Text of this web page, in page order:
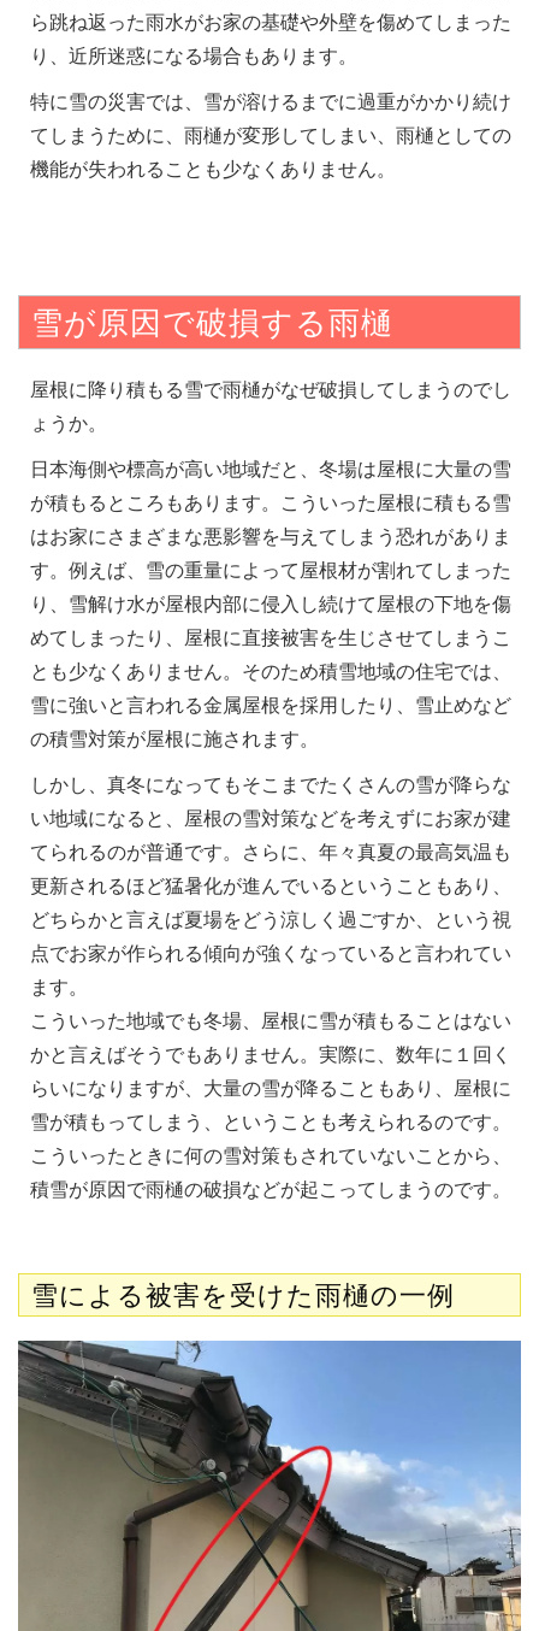
ら跳ね返った雨水がお家の基礎や外壁を傷めてしまった
り、近所迷惑になる場合もあります。
特に雪の災害では、雪が溶けるまでに過重がかかり続け
てしまうために、雨樋が変形してしまい、雨樋としての
機能が失われることも少なくありません。
雪が原因で破損する雨樋
屋根に降り積もる雪で雨樋がなぜ破損してしまうのでし
ょうか。
日本海側や標高が高い地域だと、冬場は屋根に大量の雪
が積もるところもあります。こういった屋根に積もる雪
はお家にさまざまな悪影響を与えてしまう恐れがありま
す。例えば、雪の重量によって屋根材が割れてしまった
り、雪解け水が屋根内部に侵入し続けて屋根の下地を傷
めてしまったり、屋根に直接被害を生じさせてしまうこ
とも少なくありません。そのため積雪地域の住宅では、
雪に強いと言われる金属屋根を採用したり、雪止めなど
の積雪対策が屋根に施されます。
しかし、真冬になってもそこまでたくさんの雪が降らな
い地域になると、屋根の雪対策などを考えずにお家が建
てられるのが普通です。さらに、年々真夏の最高気温も
更新されるほど猛暑化が進んでいるということもあり、
どちらかと言えば夏場をどう涼しく過ごすか、という視
点でお家が作られる傾向が強くなっていると言われてい
ます。
こういった地域でも冬場、屋根に雪が積もることはない
かと言えばそうでもありません。実際に、数年に１回く
らいになりますが、大量の雪が降ることもあり、屋根に
雪が積もってしまう、ということも考えられるのです。
こういったときに何の雪対策もされていないことから、
積雪が原因で雨樋の破損などが起こってしまうのです。
雪による被害を受けた雨樋の一例